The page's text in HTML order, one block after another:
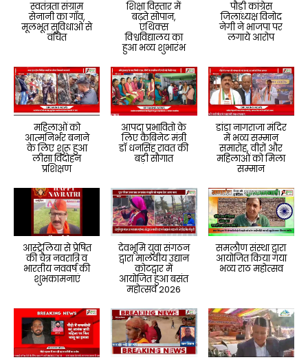
स्वतंत्रता संग्राम
सेनानी का गाँव,
मूलभूत सुविधाओं से
वंचित
शिक्षा विस्तार में
बढ़ते सोपान,
एथिक्स
विश्वविद्यालय का
हुआ भव्य शुभारंभ
पौड़ी कांग्रेस
जिलाध्यक्ष विनोद
नेगी ने भाजपा पर
लगाये आरोप
महिलाओं को
आत्मनिर्भर बनाने
के लिए शुरू हुआ
लीसा विदोहन
प्रशिक्षण
आपदा प्रभावितो के
लिए कैबिनेट मंत्री
डॉ धनसिंह रावत की
बड़ी सौगात
डांडा नागराजा मंदिर
में भव्य सम्मान
समारोह, वीरों और
महिलाओं को मिला
सम्मान
आस्ट्रेलिया से प्रेषित
की चैत्र नवरात्रि व
भारतीय नववर्ष की
शुभकामनाएं
देवभूमि युवा संगठन
द्वारा मालवीय उद्यान
कोटद्वार में
आयोजित हुआ बसंत
महोत्सव 2026
समलौण संस्था द्वारा
आयोजित किया गया
भव्य राठ महोत्सव